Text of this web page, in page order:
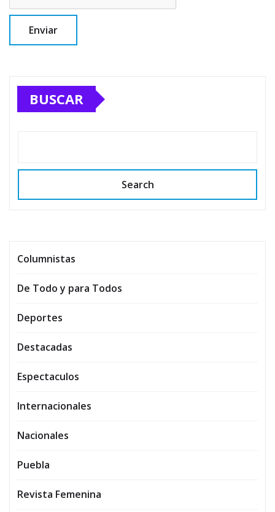
BUSCAR
Search
Columnistas
De Todo y para Todos
Deportes
Destacadas
Espectaculos
Internacionales
Nacionales
Puebla
Revista Femenina